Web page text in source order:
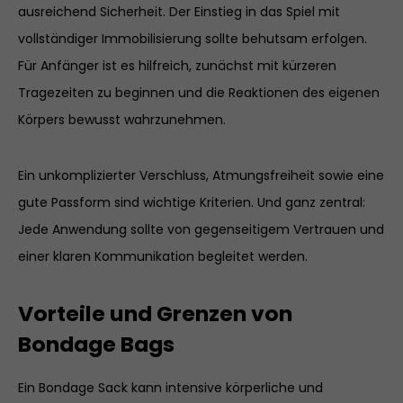
130 cm bis 135 cm bis 145 cm bis 155 cm
130 cm bis 135 cm bis 145 cm bis 155 cm
Knöchelumfang bis 52 cm bis 52 cm bis
55 cm bis 58 cm bis 60 cm bis 60 cm
60 cm
Zentimeter Lieferumfang: Gurtset,
bestehend aus 8 genähten Ledergurten
in folgenden Längen: 1 Ledergurt in X-
LARGE: 145 cm, in XX-LARGE: 160 cm 3
Ledergurte in X-LARGE: 120 cm, in XX-
LARGE: 140 cm 2 Ledergurte in X-LARGE:
ausreichend Sicherheit. Der Einstieg in das Spiel mit
vollständiger Immobilisierung sollte behutsam erfolgen.
Für Anfänger ist es hilfreich, zunächst mit kürzeren
Tragezeiten zu beginnen und die Reaktionen des eigenen
Körpers bewusst wahrzunehmen.
Ein unkomplizierter Verschluss, Atmungsfreiheit sowie eine
gute Passform sind wichtige Kriterien. Und ganz zentral:
Jede Anwendung sollte von gegenseitigem Vertrauen und
einer klaren Kommunikation begleitet werden.
Vorteile und Grenzen von
Bondage Bags
Ein Bondage Sack kann intensive körperliche und